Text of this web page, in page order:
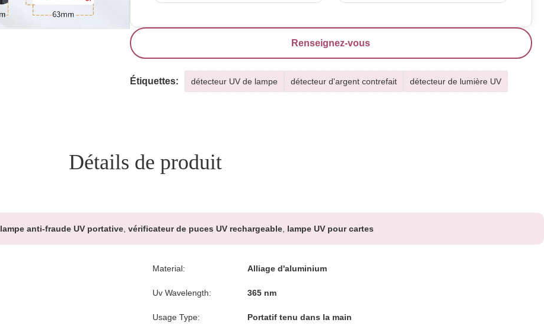
Renseignez-vous
Étiquettes: détecteur UV de lampe détecteur d'argent contrefait détecteur de lumière UV
Détails de produit
lampe anti-fraude UV portative, vérificateur de puces UV rechargeable, lampe UV pour cartes
Material: Alliage d'aluminium
Uv Wavelength: 365 nm
Usage Type: Portatif tenu dans la main